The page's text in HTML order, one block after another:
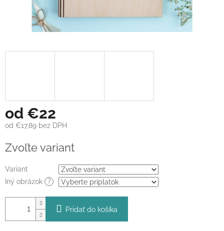
od €22
od €17,89 bez DPH
cena:
Zvoľte variant
Variant
Iný obrázok
?
Pridať do košíka